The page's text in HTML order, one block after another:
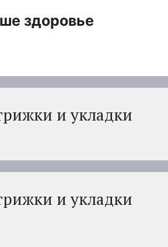
здоровье
и укладки
и укладки